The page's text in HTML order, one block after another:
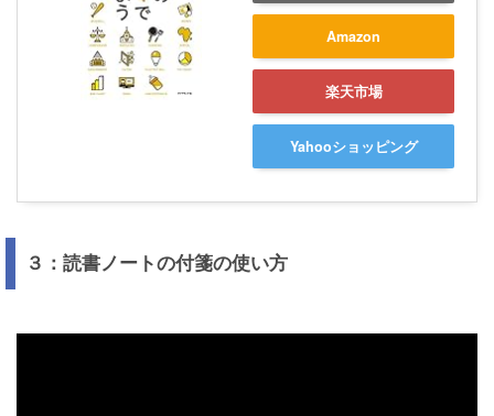
Amazon
楽天市場
Yahooショッピング
３：読書ノートの付箋の使い方